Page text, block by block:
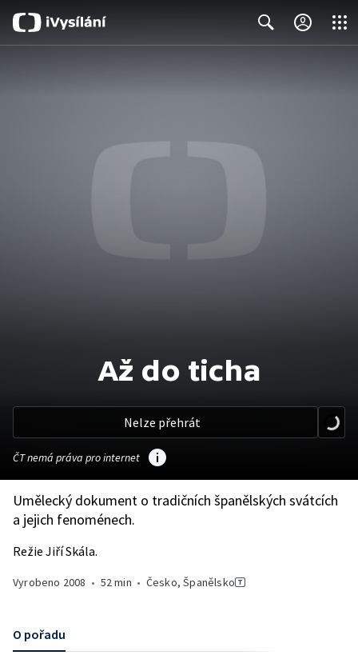
Až do ticha
Nelze přehrát
ČT nemá práva pro internet
Umělecký dokument o tradičních španělských svátcích
a jejich fenoménech.
Režie Jiří Skála.
Vyrobeno 2008 • 52 min • Česko, Španělsko
O pořadu